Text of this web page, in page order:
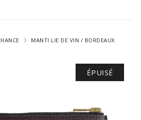
MANTI LIE DE VIN / BORDEAUX
ÉPUISÉ